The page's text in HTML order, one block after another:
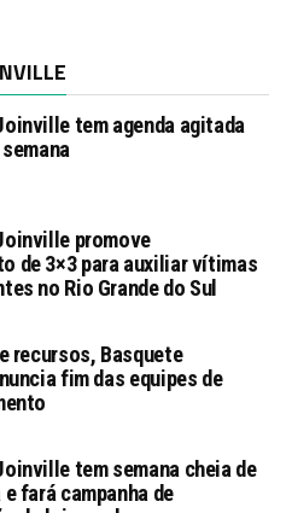
tem agenda agitada
promove
de 3×3 para auxiliar vítimas
no Rio Grande do Sul
recursos, Basquete
fim das equipes de
tem semana cheia de
fará campanha de